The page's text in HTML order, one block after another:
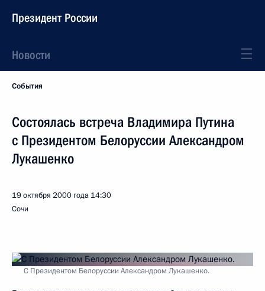
Президент России
Новости
События
Состоялась встреча Владимира Путина
с Президентом Белоруссии Александром
Лукашенко
19 октября 2000 года 14:30
Сочи
С Президентом Белоруссии Александром Лукашенко.